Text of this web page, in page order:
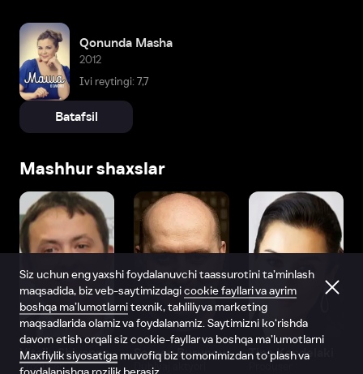
Qonunda Masha
2012
Ivi reytingi: 7,7
Batafsil
Mashhur shaxslar
Vitaliy Shlyappo
Produser
Sergey Burunov
Dublyaj aktyori
Tina Kandelaki
Produser
Siz uchun eng yaxshi foydalanuvchi taassurotini ta’minlash
maqsadida, biz veb-saytimizdagicookie fayllari va ayrim
boshqa ma’lumotlarnitexnik, tahliliy va marketing
maqsadlarida olamiz va foydalanamiz. Saytimizni ko‘rishda
davom etish orqali siz cookie-fayllar va boshqa ma’lumotlarni
Maxfiylik siyosatiga muvofiq biz tomonimizdan to‘plash va